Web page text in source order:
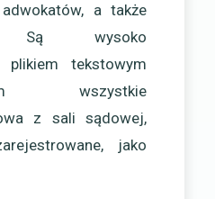
a także
Są wysoko
plikiem tekstowym
wszystkie
z sali sądowej,
jako